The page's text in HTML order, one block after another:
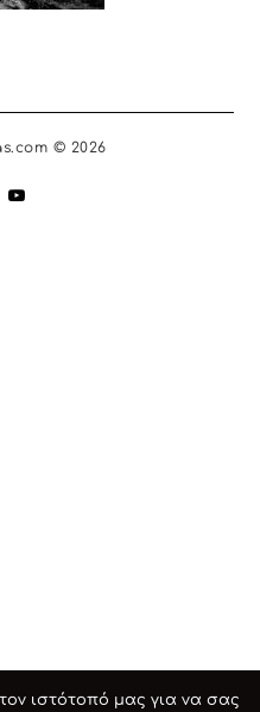
© 2026
ιστότοπό μας για να σας